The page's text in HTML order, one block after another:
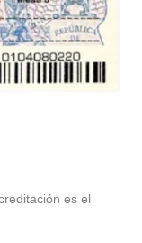
es el